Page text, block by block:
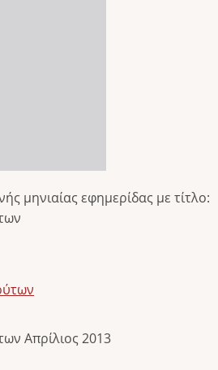
μηνιαίας εφημερίδας με τίτλο:
Απρίλιος 2013